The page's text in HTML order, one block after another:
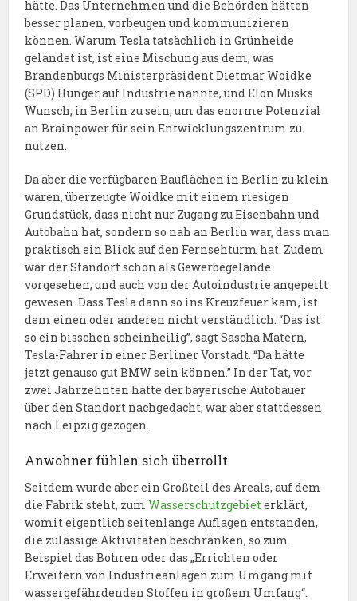
hätte. Das Unternehmen und die Behörden hätten
besser planen, vorbeugen und kommunizieren
können. Warum Tesla tatsächlich in Grünheide
gelandet ist, ist eine Mischung aus dem, was
Brandenburgs Ministerpräsident Dietmar Woidke
(SPD) Hunger auf Industrie nannte, und Elon Musks
Wunsch, in Berlin zu sein, um das enorme Potenzial
an Brainpower für sein Entwicklungszentrum zu
nutzen.
Da aber die verfügbaren Bauflächen in Berlin zu klein
waren, überzeugte Woidke mit einem riesigen
Grundstück, dass nicht nur Zugang zu Eisenbahn und
Autobahn hat, sondern so nah an Berlin war, dass man
praktisch ein Blick auf den Fernsehturm hat. Zudem
war der Standort schon als Gewerbegelände
vorgesehen, und auch von der Autoindustrie angepeilt
gewesen. Dass Tesla dann so ins Kreuzfeuer kam, ist
dem einen oder anderen nicht verständlich. “Das ist
so ein bisschen scheinheilig”, sagt Sascha Matern,
Tesla-Fahrer in einer Berliner Vorstadt. “Da hätte
jetzt genauso gut BMW sein können.” In der Tat, vor
zwei Jahrzehnten hatte der bayerische Autobauer
über den Standort nachgedacht, war aber stattdessen
nach Leipzig gezogen.
Anwohner fühlen sich überrollt
Seitdem wurde aber ein Großteil des Areals, auf dem
die Fabrik steht, zumWasserschutzgebiet erklärt,
womit eigentlich seitenlange Auflagen entstanden,
die zulässige Aktivitäten beschränken, so zum
Beispiel das Bohren oder das „Errichten oder
Erweitern von Industrieanlagen zum Umgang mit
wassergefährdenden Stoffen in großem Umfang“.